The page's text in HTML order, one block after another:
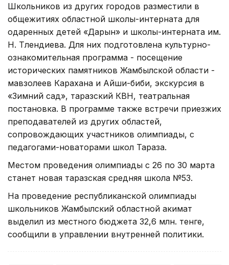
Школьников из других городов разместили в
общежитиях областной школы-интерната для
одаренных детей «Дарын» и школы-интерната им.
Н. Тлендиева. Для них подготовлена культурно-
ознакомительная программа - посещение
исторических памятников Жамбылской области -
мавзолеев Карахана и Айши-биби, экскурсия в
«Зимний сад», таразский КВН, театральная
постановка. В программе также встречи приезжих
преподавателей из других областей,
сопровождающих участников олимпиады, с
педагогами-новаторами школ Тараза.
Местом проведения олимпиады с 26 по 30 марта
станет новая таразская средняя школа №53.
На проведение республиканской олимпиады
школьников Жамбылский областной акимат
выделил из местного бюджета 32,6 млн. тенге,
сообщили в управлении внутренней политики.